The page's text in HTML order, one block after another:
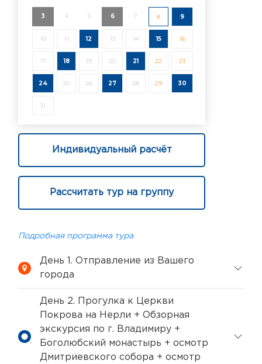
3 4 5 6 7 8 9
10 11 12 13 14 15 16
17 18 19 20 21 22 23
24 25 26 27 28 29 30
31
Индивидуальный расчёт
Рассчитать тур на группу
Подробная программа тура
День 1. Отправление из Вашего
города
День 2. Прогулка к Церкви
Покрова на Нерли + Обзорная
экскурсия по г. Владимиру +
Боголюбский монастырь + осмотр
Дмитриевского собора + осмотр